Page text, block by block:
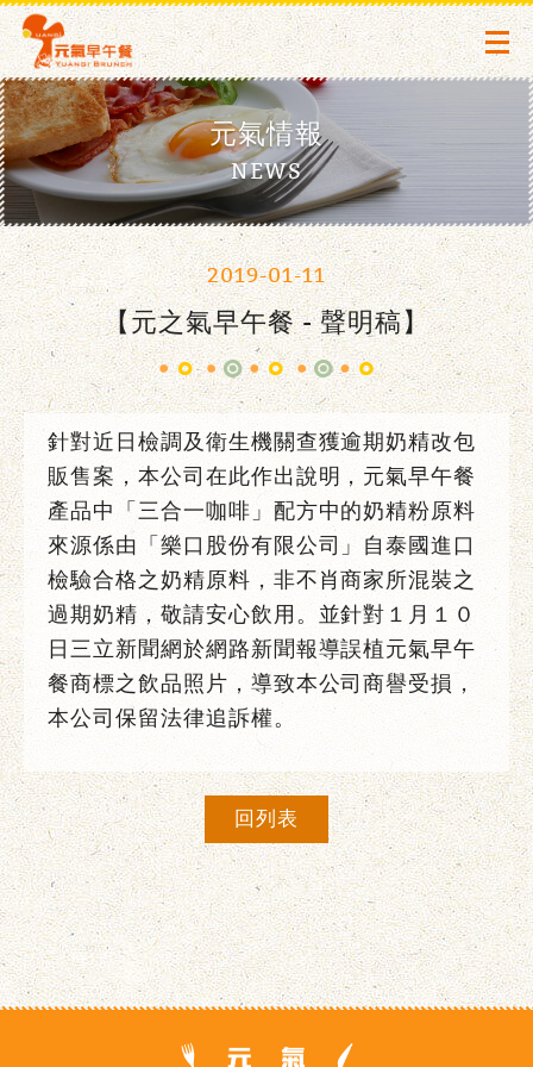
元氣情報
NEWS
2019-01-11
【元之氣早午餐 - 聲明稿】
針對近日檢調及衛生機關查獲逾期奶精改包
販售案，本公司在此作出說明，元氣早午餐
產品中「三合一咖啡」配方中的奶精粉原料
來源係由「樂口股份有限公司」自泰國進口
檢驗合格之奶精原料，非不肖商家所混裝之
過期奶精，敬請安心飲用。並針對１月１０
日三立新聞網於網路新聞報導誤植元氣早午
餐商標之飲品照片，導致本公司商譽受損，
本公司保留法律追訴權。
回列表